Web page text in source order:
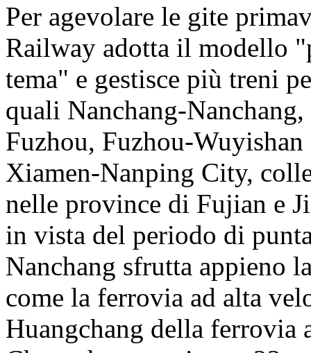
Per agevolare le gite
Railway adotta il modello
tema" e gestisce più treni
quali Nanchang-
Fuzhou, Fuzhou-
Xiamen-Nanping City,
nelle province di Fujian e
in vista del periodo di
Nanchang sfrutta appieno
come la ferrovia ad alta
Huangchang della ferrovia